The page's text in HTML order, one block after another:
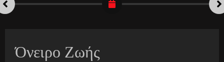
Όνειρο Ζωής